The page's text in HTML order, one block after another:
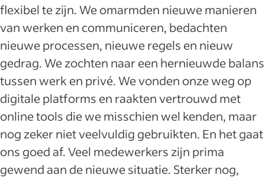
flexibel te zijn. We omarmden nieuwe manieren
van werken en communiceren, bedachten
nieuwe processen, nieuwe regels en nieuw
gedrag. We zochten naar een hernieuwde balans
tussen werk en privé. We vonden onze weg op
digitale platforms en raakten vertrouwd met
online tools die we misschien wel kenden, maar
nog zeker niet veelvuldig gebruikten. En het gaat
ons goed af. Veel medewerkers zijn prima
gewend aan de nieuwe situatie. Sterker nog,